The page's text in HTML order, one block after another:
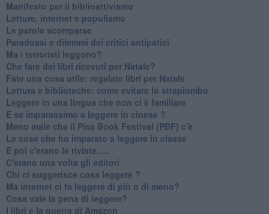
​Manifesto per il biblioattivismo
Letture, internet e populismo
​Le parole scomparse
​Paradossi e dilemmi dei critici antipatici
Ma i terroristi leggono?
​Che fare dei libri ricevuti per Natale?
​Fate una cosa utile: regalate libri per Natale
​Lettura e biblioteche: come evitare lo strapiombo
Leggere in una lingua che non ci è familiare
​E se imparassimo a leggere in cinese ?
​Meno male che il Pisa Book Festival (PBF) c'è
​Le cose che ho imparato a leggere in classe
​E poi c'erano le riviste.....
​C'erano una volta gli editori
​Chi ci suggerisce cosa leggere ?
​Ma internet ci fa leggere di più o di meno?
​Cosa vale la pena di leggere?
I libri e la guerra di Amazon